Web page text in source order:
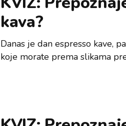
kava?
Danas je dan espresso kave,
koje morate prema slikama